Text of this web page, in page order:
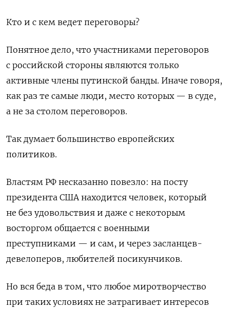
Кто и с кем ведет переговоры?
Понятное дело, что участниками переговоров
с российской стороны являются только
активные члены путинской банды. Иначе говоря,
как раз те самые люди, место которых — в суде,
а не за столом переговоров.
Так думает большинство европейских
политиков.
Властям РФ несказанно повезло: на посту
президента США находится человек, который
не без удовольствия и даже с некоторым
восторгом общается с военными
преступниками — и сам, и через засланцев-
девелоперов, любителей посикунчиков.
Но вся беда в том, что любое миротворчество
при таких условиях не затрагивает интересов